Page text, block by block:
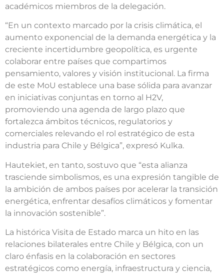
académicos miembros de la delegación.
“En un contexto marcado por la crisis climática, el
aumento exponencial de la demanda energética y la
creciente incertidumbre geopolítica, es urgente
colaborar entre países que compartimos
pensamiento, valores y visión institucional. La firma
de este MoU establece una base sólida para avanzar
en iniciativas conjuntas en torno al H2V,
promoviendo una agenda de largo plazo que
fortalezca ámbitos técnicos, regulatorios y
comerciales relevando el rol estratégico de esta
industria para Chile y Bélgica”, expresó Kulka.
Hautekiet, en tanto, sostuvo que “esta alianza
trasciende simbolismos, es una expresión tangible de
la ambición de ambos países por acelerar la transición
energética, enfrentar desafíos climáticos y fomentar
la innovación sostenible”.
La histórica Visita de Estado marca un hito en las
relaciones bilaterales entre Chile y Bélgica, con un
claro énfasis en la colaboración en sectores
estratégicos como energía, infraestructura y ciencia,